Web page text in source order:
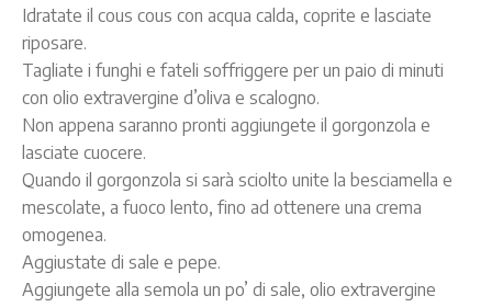
Idratate il cous cous con acqua calda, coprite e lasciate
riposare.
Tagliate i funghi e fateli soffriggere per un paio di minuti
con olio extravergine d’oliva e scalogno.
Non appena saranno pronti aggiungete il gorgonzola e
lasciate cuocere.
Quando il gorgonzola si sarà sciolto unite la besciamella e
mescolate, a fuoco lento, fino ad ottenere una crema
omogenea.
Aggiustate di sale e pepe.
Aggiungete alla semola un po’ di sale, olio extravergine